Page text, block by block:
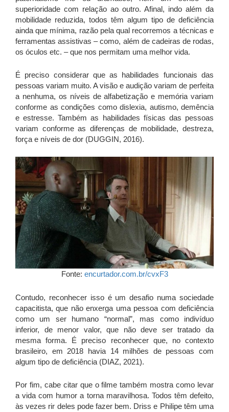
superioridade com relação ao outro. Afinal, indo além da
mobilidade reduzida, todos têm algum tipo de deficiência
ainda que mínima, razão pela qual recorremos a técnicas e
ferramentas assistivas – como, além de cadeiras de rodas,
os óculos etc. – que nos permitam uma melhor vida.
É preciso considerar que as habilidades funcionais das
pessoas variam muito. A visão e audição variam de perfeita
a nenhuma, os níveis de alfabetização e memória variam
conforme as condições como dislexia, autismo, demência
e estresse. Também as habilidades físicas das pessoas
variam conforme as diferenças de mobilidade, destreza,
força e níveis de dor (DUGGIN, 2016).
Fonte: encurtador.com.br/cvxF3
Contudo, reconhecer isso é um desafio numa sociedade
capacitista, que não enxerga uma pessoa com deficiência
como um ser humano “normal”, mas como indivíduo
inferior, de menor valor, que não deve ser tratado da
mesma forma. É preciso reconhecer que, no contexto
brasileiro, em 2018 havia 14 milhões de pessoas com
algum tipo de deficiência (DIAZ, 2021).
Por fim, cabe citar que o filme também mostra como levar
a vida com humor a torna maravilhosa. Todos têm defeito,
às vezes rir deles pode fazer bem. Driss e Philipe têm uma